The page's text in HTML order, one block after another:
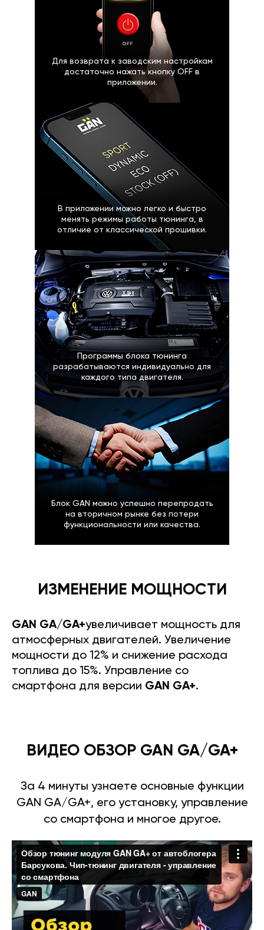
Для возврата к заводским настройкам
достаточно нажать кнопку OFF в
приложении.
В приложении можно легко и быстро
менять режимы работы тюнинга, в
отличие от классической прошивки.
Программы блока тюнинга
разрабатываются индивидуально для
каждого типа двигателя.
Блок GAN можно успешно перепродать
на вторичном рынке без потери
функциональности или качества.
ИЗМЕНЕНИЕ МОЩНОСТИ
GAN GA/GA+увеличивает мощность для
атмосферных двигателей. Увеличение
мощности до 12% и снижение расхода
топлива до 15%. Управление со
смартфона для версии GAN GA+.
ВИДЕО ОБЗОР GAN GA/GA+
За 4 минуты узнаете основные функции
GAN GA/GA+, его установку, управление
со смартфона и многое другое.